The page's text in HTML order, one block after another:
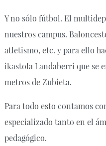
Y no sólo fútbol. El
nuestros campus.
atletismo, etc. y para ello
ikastola Landaberri que se
metros de Zubieta.
Para todo esto contamos
especializado tanto en el
pedagógico.